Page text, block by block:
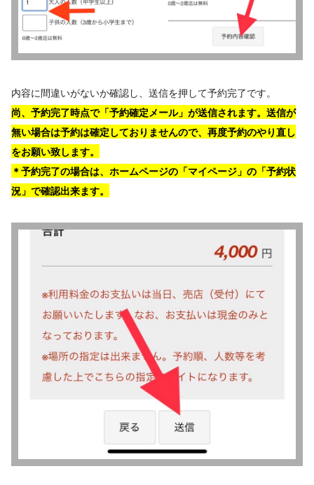
内容に間違いがないか確認し、送信を押して予約完了です。
尚、予約完了時点で「予約確定メール」が送信されます。送信が
無い場合は予約は確定しておりませんので、再度予約のやり直し
をお願い致します。
＊予約完了の場合は、ホームページの「マイページ」の「予約状
況」で確認出来ます。